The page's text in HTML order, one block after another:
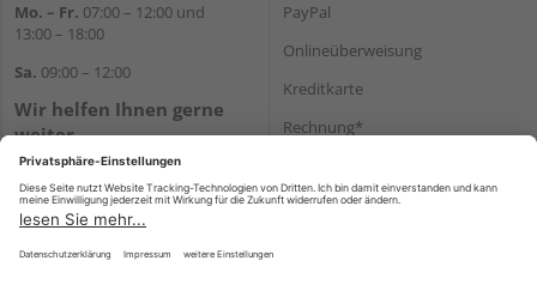
Mo. – Fr. 07:00 – 12:00 und
13:00 – 18:00
Sa. 09:00 – 12:00
Wir helfen Ihnen gerne
weiter
Tel.:+49 8122 14197
E-Mail:vertrieb@holz-liebl.de
PayPal
Onlineüberweisung
Kreditkarte
Rechnung*
Versand